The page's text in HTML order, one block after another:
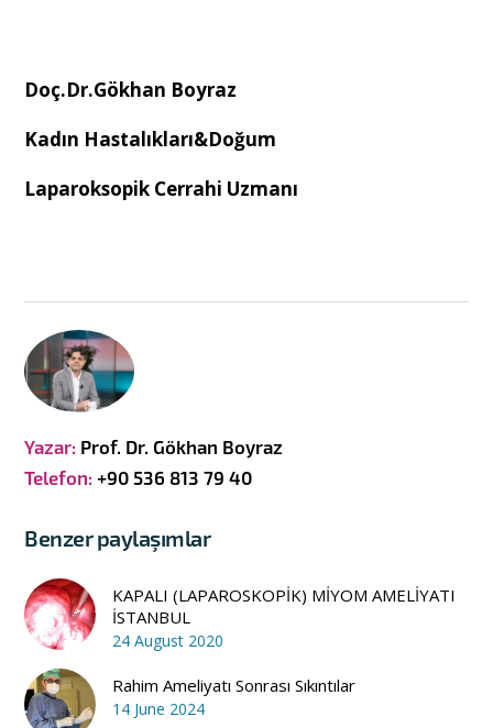
Doç.Dr.Gökhan Boyraz
Kadın Hastalıkları&Doğum
Laparoksopik Cerrahi Uzmanı
Yazar: Prof. Dr. Gökhan Boyraz
Telefon:+90 536 813 79 40
Benzer paylaşımlar
KAPALI (LAPAROSKOPİK) MİYOM AMELİYATI
İSTANBUL
24 August 2020
Rahim Ameliyatı Sonrası Sıkıntılar
14 June 2024